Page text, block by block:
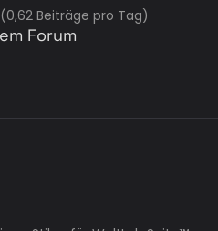
Beiträge pro Tag)
Forum